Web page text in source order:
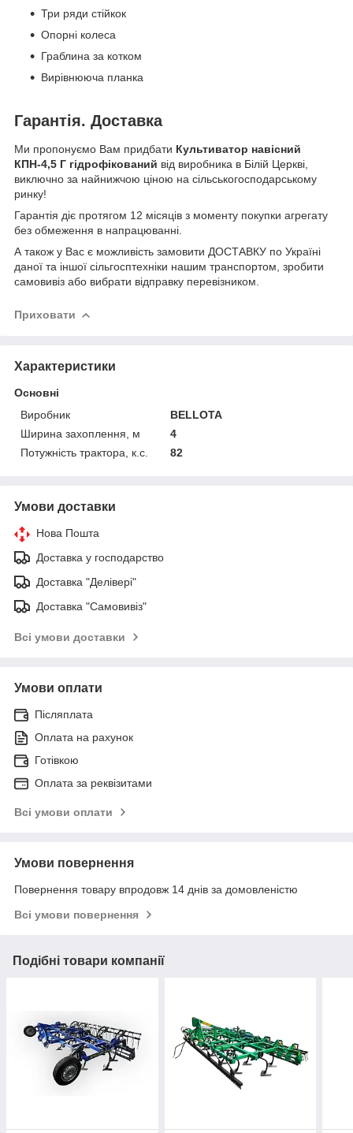
Три ряди стійкок
Опорні колеса
Граблина за котком
Вирівнююча планка
Гарантія. Доставка
Ми пропонуємо Вам придбати Культиватор навісний
КПН-4,5 Г гідрофікований від виробника в Білій Церкві,
виключно за найнижчою ціною на сільськогосподарському
ринку!
Гарантія діє протягом 12 місяців з моменту покупки агрегату
без обмеження в напрацюванні.
А також у Вас є можливість замовити ДОСТАВКУ по Україні
даної та іншої сільгосптехніки нашим транспортом, зробити
самовивіз або вибрати відправку перевізником.
Приховати
Характеристики
Основні
Виробник
BELLOTA
Ширина захоплення, м
4
Потужність трактора, к.с.
82
Умови доставки
Нова Пошта
Доставка у господарство
Доставка "Делівері"
Доставка "Самовивіз"
Всі умови доставки
Умови оплати
Післяплата
Оплата на рахунок
Готівкою
Оплата за реквізитами
Всі умови оплати
Умови повернення
Повернення товару впродовж 14 днів за домовленістю
Всі умови повернення
Подібні товари компанії